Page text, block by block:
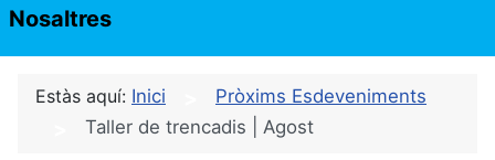
Nosaltres
Estàs aquí: Inici
Pròxims Esdeveniments
Taller de trencadis | Agost